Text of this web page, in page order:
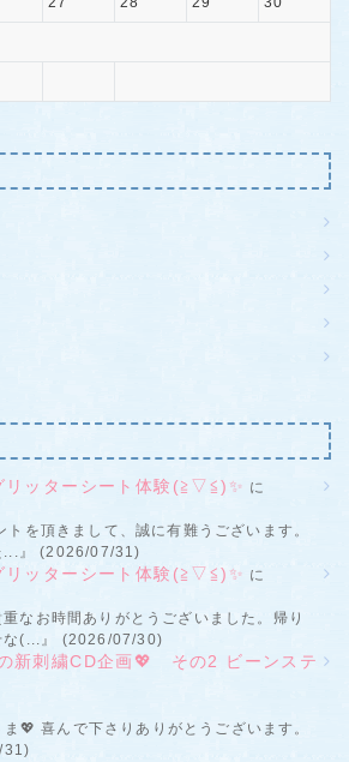
ッターシート体験(≧▽≦)✨ に
を頂きまして、誠に有難うございます。
...』 (2026/07/31)
ッターシート体験(≧▽≦)✨ に
なお時間ありがとうございました。帰り
な(...』 (2026/07/30)
新刺繍CD企画💖 その2 ビーンステ
💖 喜んで下さりありがとうございます。
31)